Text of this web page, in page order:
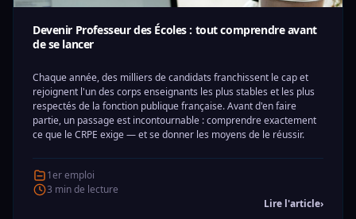
Devenir Professeur des Écoles : tout comprendre avant
de se lancer
Chaque année, des milliers de candidats franchissent le cap et
rejoignent l'un des corps enseignants les plus stables et les plus
respectés de la fonction publique française. Avant d'en faire
partie, un passage est incontournable : comprendre exactement
ce que le CRPE exige — et se donner les moyens de le réussir.
1er emploi
3 min de lecture
Lire l'article›